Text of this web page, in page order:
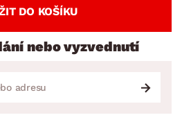
DO KOŠÍKU
nebo vyzvednutí